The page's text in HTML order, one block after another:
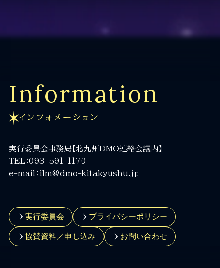
Information
インフォメーション
実行委員会事務局【北九州DMO連絡会議内】
TEL：093-591-1170
e-mail：ilm@dmo-kitakyushu.jp
実行委員会
プライバシーポリシー
協賛資料／申し込み
お問い合わせ